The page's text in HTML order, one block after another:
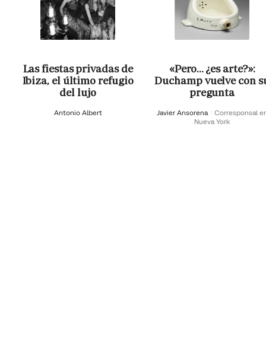
Las fiestas privadas de
Ibiza, el último refugio
del lujo
Antonio Albert
«Pero… ¿es arte?»:
Duchamp vuelve con
pregunta
Javier Ansorena
Corresponsal
Nueva York